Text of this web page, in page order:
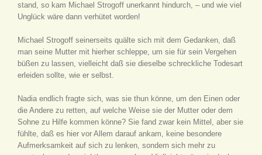
stand, so kam Michael Strogoff unerkannt hindurch, – und wie viel
Unglück wäre dann verhütet worden!
Michael Strogoff seinerseits quälte sich mit dem Gedanken, daß
man seine Mutter mit hierher schleppe, um sie für sein Vergehen
büßen zu lassen, vielleicht daß sie dieselbe schreckliche Todesart
erleiden sollte, wie er selbst.
Nadia endlich fragte sich, was sie thun könne, um den Einen oder
die Andere zu retten, auf welche Weise sie der Mutter oder dem
Sohne zu Hilfe kommen könne? Sie fand zwar kein Mittel, aber sie
fühlte, daß es hier vor Allem darauf ankam, keine besondere
Aufmerksamkeit auf sich zu lenken, sondern sich mehr zu